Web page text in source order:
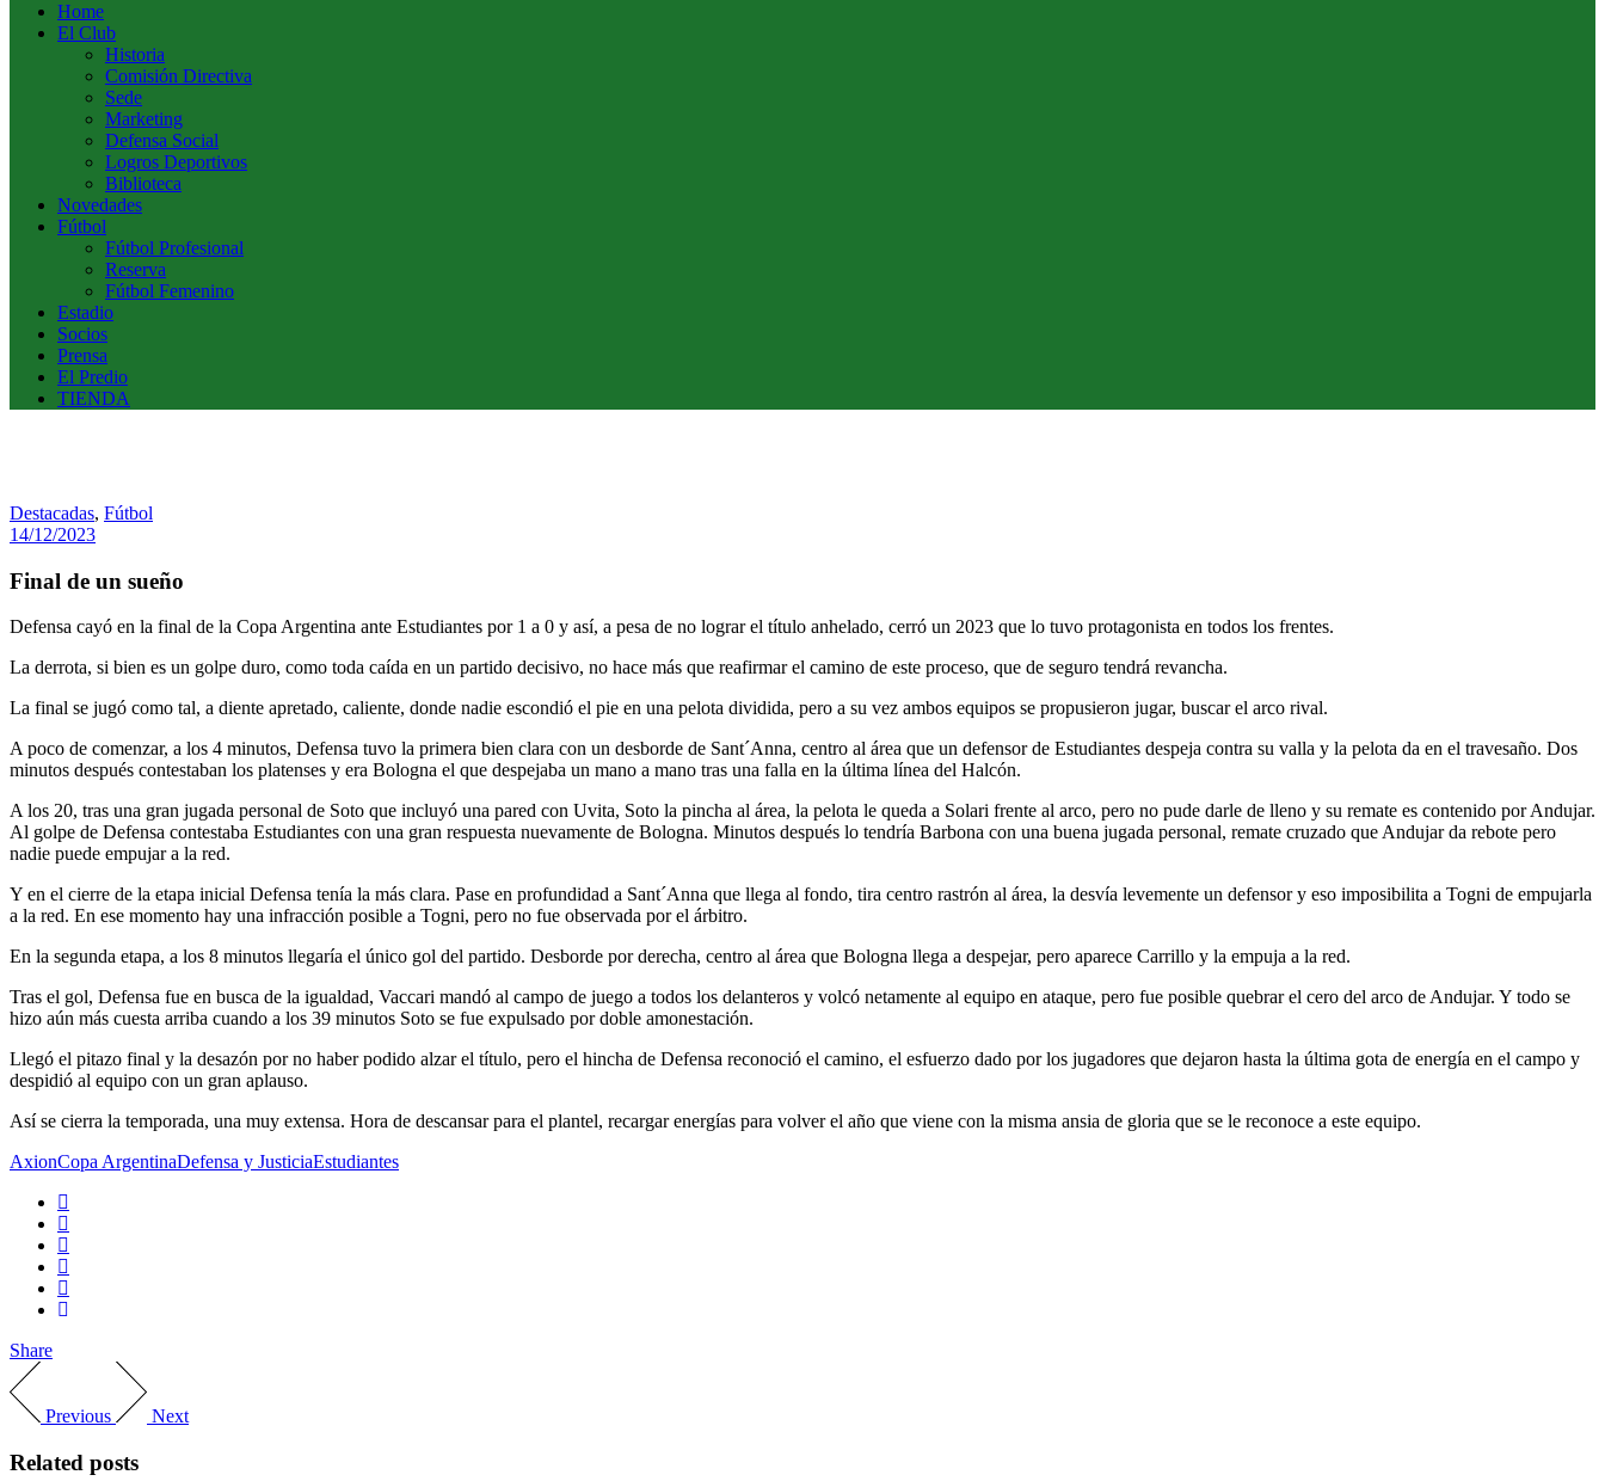
Home
El Club
Historia
Comisión Directiva
Sede
Marketing
Defensa Social
Logros Deportivos
Biblioteca
Novedades
Fútbol
Fútbol Profesional
Reserva
Fútbol Femenino
Estadio
Socios
Prensa
El Predio
TIENDA
Destacadas, Fútbol
14/12/2023
Final de un sueño
Defensa cayó en la final de la Copa Argentina ante Estudiantes por 1 a 0 y así, a pesa de no lograr el título anhelado, cerró un 2023 que lo tuvo protagonista en todos los frentes.
La derrota, si bien es un golpe duro, como toda caída en un partido decisivo, no hace más que reafirmar el camino de este proceso, que de seguro tendrá revancha.
La final se jugó como tal, a diente apretado, caliente, donde nadie escondió el pie en una pelota dividida, pero a su vez ambos equipos se propusieron jugar, buscar el arco rival.
A poco de comenzar, a los 4 minutos, Defensa tuvo la primera bien clara con un desborde de Sant´Anna, centro al área que un defensor de Estudiantes despeja contra su valla y la pelota da en el travesaño. Dos
minutos después contestaban los platenses y era Bologna el que despejaba un mano a mano tras una falla en la última línea del Halcón.
A los 20, tras una gran jugada personal de Soto que incluyó una pared con Uvita, Soto la pincha al área, la pelota le queda a Solari frente al arco, pero no pude darle de lleno y su remate es contenido por Andujar.
Al golpe de Defensa contestaba Estudiantes con una gran respuesta nuevamente de Bologna. Minutos después lo tendría Barbona con una buena jugada personal, remate cruzado que Andujar da rebote pero
nadie puede empujar a la red.
Y en el cierre de la etapa inicial Defensa tenía la más clara. Pase en profundidad a Sant´Anna que llega al fondo, tira centro rastrón al área, la desvía levemente un defensor y eso imposibilita a Togni de empujarla
a la red. En ese momento hay una infracción posible a Togni, pero no fue observada por el árbitro.
En la segunda etapa, a los 8 minutos llegaría el único gol del partido. Desborde por derecha, centro al área que Bologna llega a despejar, pero aparece Carrillo y la empuja a la red.
Tras el gol, Defensa fue en busca de la igualdad, Vaccari mandó al campo de juego a todos los delanteros y volcó netamente al equipo en ataque, pero fue posible quebrar el cero del arco de Andujar. Y todo se
hizo aún más cuesta arriba cuando a los 39 minutos Soto se fue expulsado por doble amonestación.
Llegó el pitazo final y la desazón por no haber podido alzar el título, pero el hincha de Defensa reconoció el camino, el esfuerzo dado por los jugadores que dejaron hasta la última gota de energía en el campo y
despidió al equipo con un gran aplauso.
Así se cierra la temporada, una muy extensa. Hora de descansar para el plantel, recargar energías para volver el año que viene con la misma ansia de gloria que se le reconoce a este equipo.
AxionCopa ArgentinaDefensa y JusticiaEstudiantes
Share
Previous Next
Related posts